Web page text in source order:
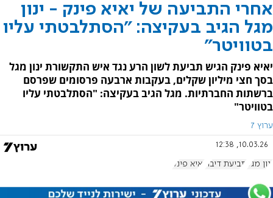
אחרי התביעה של יאיא פינק - ינון
מגל הגיב בעקיצה: "הסתלבטתי עליו
בטוויטר"
יאיא פינק הגיש תביעת לשון הרע נגד איש התקשורת ינון מגל
בסך חצי מיליון שקלים, בעקבות ארבעה פרסומים שפרסם
ברשתות החברתיות. מגל הגיב בעקיצה: "הסתלבטתי עליו
בטוויטר"
ערוץ 7
10.03.26, 12:38
ינון מגל תביעת דיבה יאיא פינק